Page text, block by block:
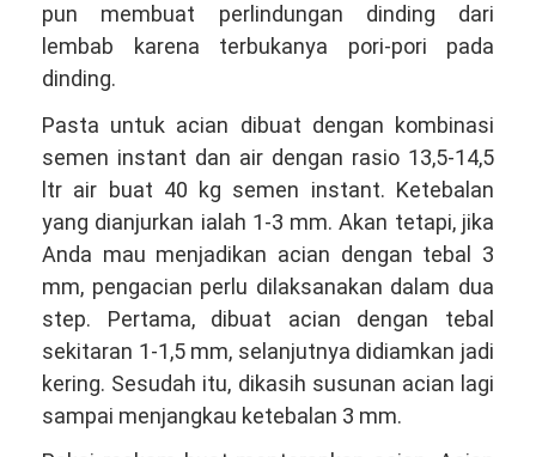
pun membuat perlindungan dinding dari
lembab karena terbukanya pori-pori pada
dinding.
Pasta untuk acian dibuat dengan kombinasi
semen instant dan air dengan rasio 13,5-14,5
ltr air buat 40 kg semen instant. Ketebalan
yang dianjurkan ialah 1-3 mm. Akan tetapi, jika
Anda mau menjadikan acian dengan tebal 3
mm, pengacian perlu dilaksanakan dalam dua
step. Pertama, dibuat acian dengan tebal
sekitaran 1-1,5 mm, selanjutnya didiamkan jadi
kering. Sesudah itu, dikasih susunan acian lagi
sampai menjangkau ketebalan 3 mm.